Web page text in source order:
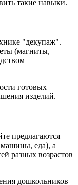
такие навыки.
"декупаж".
(магниты,
готовых
изделий.
предлагаются
еда), а
разных возрастов
дошкольников